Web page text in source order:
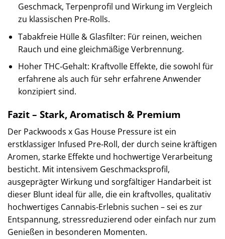
Geschmack, Terpenprofil und Wirkung im Vergleich
zu klassischen Pre‑Rolls.
Tabakfreie Hülle & Glasfilter: Für reinen, weichen
Rauch und eine gleichmäßige Verbrennung.
Hoher THC‑Gehalt: Kraftvolle Effekte, die sowohl für
erfahrene als auch für sehr erfahrene Anwender
konzipiert sind.
Fazit – Stark, Aromatisch & Premium
Der Packwoods x Gas House Pressure ist ein
erstklassiger Infused Pre‑Roll, der durch seine kräftigen
Aromen, starke Effekte und hochwertige Verarbeitung
besticht. Mit intensivem Geschmacksprofil,
ausgeprägter Wirkung und sorgfältiger Handarbeit ist
dieser Blunt ideal für alle, die ein kraftvolles, qualitativ
hochwertiges Cannabis‑Erlebnis suchen – sei es zur
Entspannung, stressreduzierend oder einfach nur zum
Genießen in besonderen Momenten.